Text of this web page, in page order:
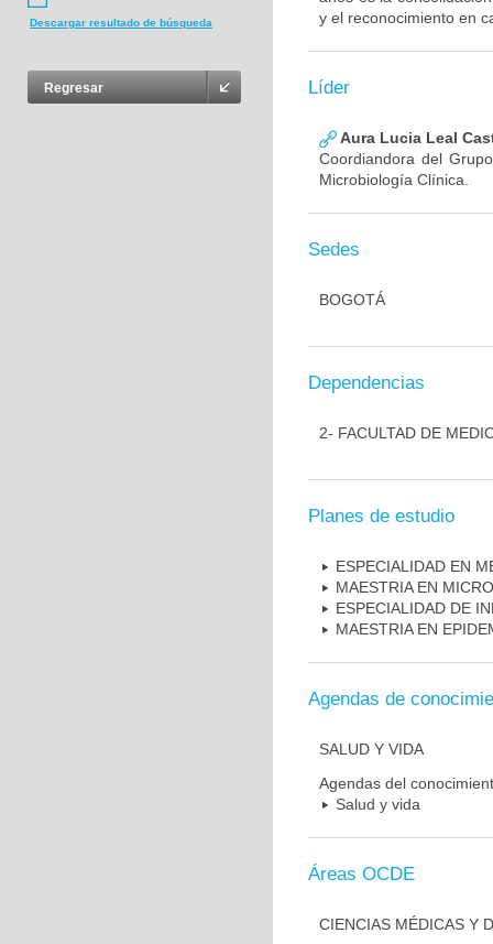
Descargar resultado de búsqueda
Regresar
y el reconocimiento en
Líder
Aura Lucia Leal
Coordiandora del
Microbiología Clínica.
Sedes
BOGOTÁ
Dependencias
2- FACULTAD DE
Planes de estudio
ESPECIALIDAD EN
MAESTRIA EN
ESPECIALIDAD DE
MAESTRIA EN
Agendas de
SALUD Y VIDA
Agendas del
Salud y vida
Áreas OCDE
CIENCIAS MÉDICAS Y